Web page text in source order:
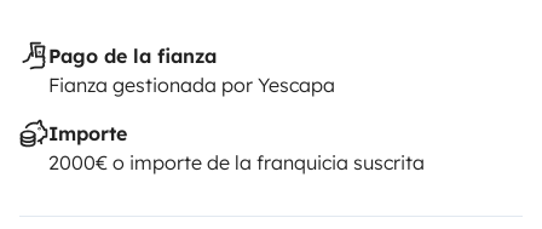
Pago de la fianza
Fianza gestionada por Yescapa
Importe
2000€ o importe de la franquicia suscrita